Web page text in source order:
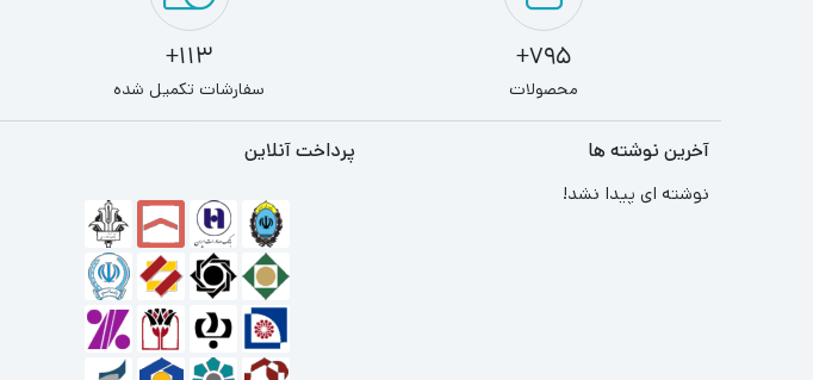
795+
محصولات
113+
سفارشات تکمیل شده
آخرین نوشته ها
نوشته ای پیدا نشد!
پرداخت آنلاین